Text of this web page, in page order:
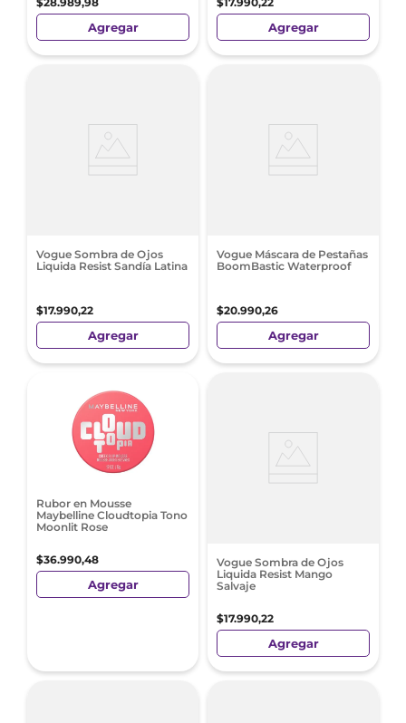
Agregar Agregar
Vogue Sombra de Ojos
Liquida Resist Sandía Latina
$17.990,22
Agregar
Vogue Máscara de Pestañas
BoomBastic Waterproof
$20.990,26
Agregar
Rubor en Mousse
Maybelline Cloudtopia Tono
Moonlit Rose
$36.990,48
Agregar
Vogue Sombra de Ojos
Liquida Resist Mango
Salvaje
$17.990,22
Agregar